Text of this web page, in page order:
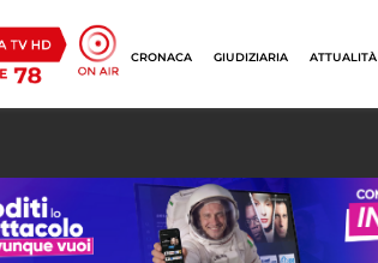
CRONACA GIUDIZIARIA ATTUALITÀ